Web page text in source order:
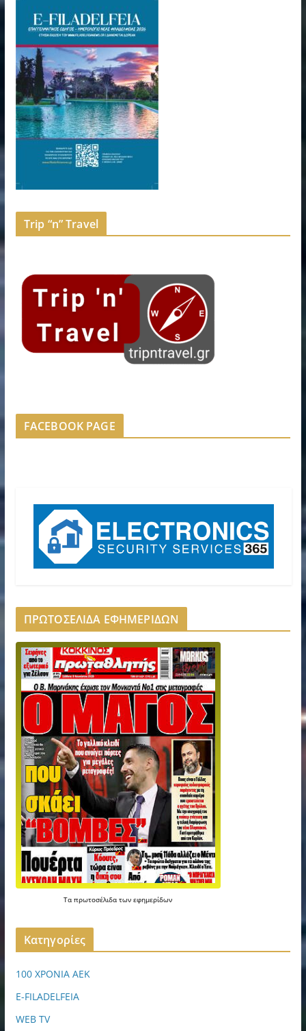
Trip “n” Travel
FACEBOOK PAGE
ΠΡΩΤΟΣΕΛΙΔΑ ΕΦΗΜΕΡΙΔΩΝ
Ταπρωτοσέλιδατωνεφημερίδων
Kατηγορίες
100 ΧΡΟΝΙΑ ΑΕΚ
E-FILADELFEIA
WEB TV